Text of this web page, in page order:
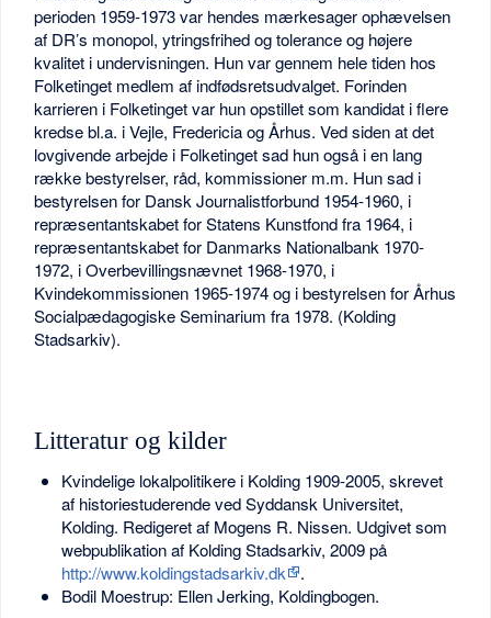
perioden 1959-1973 var hendes mærkesager ophævelsen
af DR’s monopol, ytringsfrihed og tolerance og højere
kvalitet i undervisningen. Hun var gennem hele tiden hos
Folketinget medlem af indfødsretsudvalget. Forinden
karrieren i Folketinget var hun opstillet som kandidat i flere
kredse bl.a. i Vejle, Fredericia og Århus. Ved siden at det
lovgivende arbejde i Folketinget sad hun også i en lang
række bestyrelser, råd, kommissioner m.m. Hun sad i
bestyrelsen for Dansk Journalistforbund 1954-1960, i
repræsentantskabet for Statens Kunstfond fra 1964, i
repræsentantskabet for Danmarks Nationalbank 1970-
1972, i Overbevillingsnævnet 1968-1970, i
Kvindekommissionen 1965-1974 og i bestyrelsen for Århus
Socialpædagogiske Seminarium fra 1978. (Kolding
Stadsarkiv).
Litteratur og kilder
Kvindelige lokalpolitikere i Kolding 1909-2005, skrevet
af historiestuderende ved Syddansk Universitet,
Kolding. Redigeret af Mogens R. Nissen. Udgivet som
webpublikation af Kolding Stadsarkiv, 2009 på
http://www.koldingstadsarkiv.dk
.
Bodil Moestrup: Ellen Jerking, Koldingbogen.